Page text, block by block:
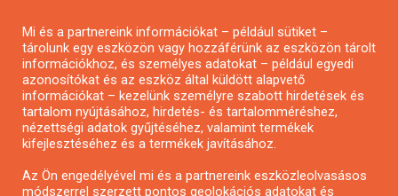
Pályázatírás civil szervezeteknek
Pályázatírás önkormányzatoknak
Pályázatfigyelés
Specifikus pályázatfigyelés vagy hírlevél
Mi és a partnereink információkat – például sütiket –
tárolunk egy eszközön vagy hozzáférünk az eszközön tárolt
információkhoz, és személyes adatokat – például egyedi
azonosítókat és az eszköz által küldött alapvető
információkat – kezelünk személyre szabott hirdetések és
tartalom nyújtásához, hirdetés- és tartalomméréshez,
nézettségi adatok gyűjtéséhez, valamint termékek
kifejlesztéséhez és a termékek javításához.
Az Ön engedélyével mi és a partnereink eszközleolvasásos
módszerrel szerzett pontos geolokációs adatokat és